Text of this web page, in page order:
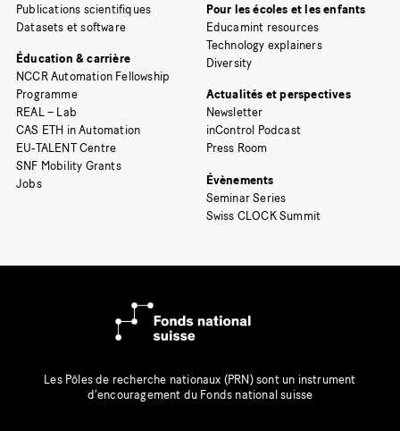
Publications scientifiques
Datasets et software
Éducation & carrière
NCCR Automation Fellowship
Programme
REAL – Lab
CAS ETH in Automation
EU-TALENT Centre
SNF Mobility Grants
Jobs
Pour les écoles et les enfants
Educamint resources
Technology explainers
Diversity
Actualités et perspectives
Newsletter
inControl Podcast
Press Room
Évènements
Seminar Series
Swiss CLOCK Summit
Les Pôles de recherche nationaux (PRN) sont un instrument
d’encouragement du Fonds national suisse